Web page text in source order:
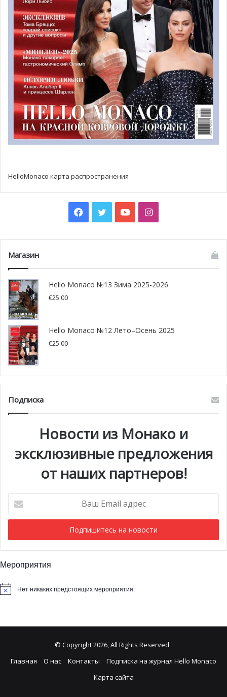
HelloMonaco карта распространения
Facebook
TwitterYouTubeInstagram
Магазин
Hello Monaco №13 Зима 2025-2026
€25.00
Hello Monaco №12 Лето–Осень 2025
€25.00
Подписка
Новости из Монако и
эксклюзивные предложения
от наших партнеров!
Email
адрес
Мероприятия
Нет никаких предстоящих мероприятия.
© Copyright 2026, All Rights Reserved
Главная
О нас Контакты
Подписка на журнал Hello Monaco
Карта сайта